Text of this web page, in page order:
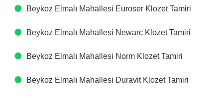
Beykoz Elmalı Mahallesi Euroser Klozet Tamiri
Beykoz Elmalı Mahallesi Newarc Klozet Tamiri
Beykoz Elmalı Mahallesi Norm Klozet Tamiri
Beykoz Elmalı Mahallesi Duravit Klozet Tamiri